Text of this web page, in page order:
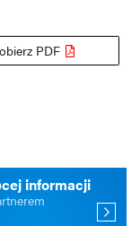
PDF
informacji